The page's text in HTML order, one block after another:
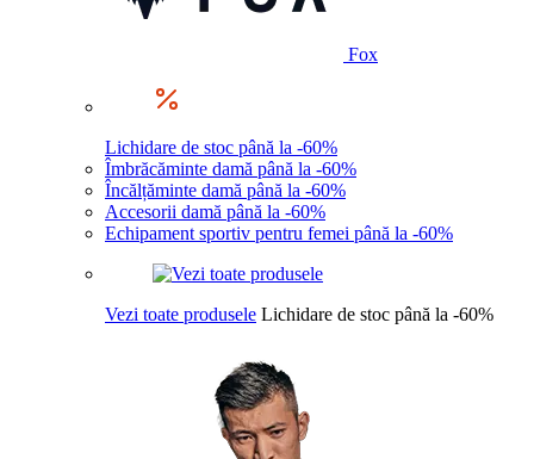
Fox
Lichidare de stoc până la -60%
Îmbrăcăminte damă până la -60%
Încălțăminte damă până la -60%
Accesorii damă până la -60%
Echipament sportiv pentru femei până la -60%
Vezi toate produsele Lichidare de stoc până la -60%